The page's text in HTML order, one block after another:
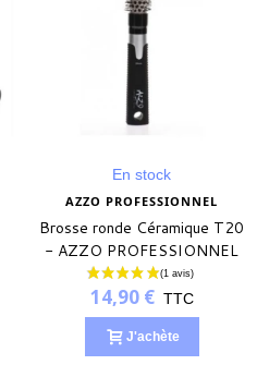
En stock
AZZO PROFESSIONNEL
Brosse ronde Céramique T20
- AZZO PROFESSIONNEL
14,90 € TTC
J'achète